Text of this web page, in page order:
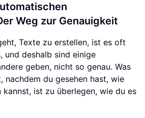
Weg zur Genauigkeit
Texte zu erstellen, ist es oft
und deshalb sind einige
geben, nicht so genau. Was
nachdem du gesehen hast, wie
kannst, ist zu überlegen, wie du es